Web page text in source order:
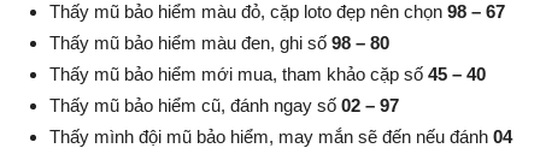
Thấy mũ bảo hiểm màu đỏ, cặp loto đẹp nên chọn 98 – 67
Thấy mũ bảo hiểm màu đen, ghi số 98 – 80
Thấy mũ bảo hiểm mới mua, tham khảo cặp số 45 – 40
Thấy mũ bảo hiểm cũ, đánh ngay số 02 – 97
Thấy mình đội mũ bảo hiểm, may mắn sẽ đến nếu đánh 04